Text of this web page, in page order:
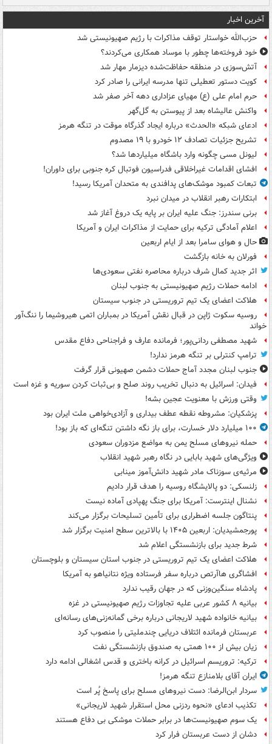
آخرین اخبار
حزب‌الله خواستار توقف مذاکرات با رژیم صهیونیستی شد
خود فروخته‌ها چطور با موساد همکاری می‌کردند؟
آتش‌سوزی در منطقه حفاظت‌شده دیزمار مهار شد
کویت دستور تعطیلی تنها مدرسه ایرانی را صادر کرد
حرم امام علی (ع) مهیای عزاداری دهه آخر صفر شد
واکنش عالیشاه بعد از پیوستن به گل‌گهر
ادعای شبکه «الحدث» درباره ایجاد گذرگاه موقت در تنگه هرمز
تشریح جزئیات تصادف ۱۲ خودرو با ۱۹ مصدوم
لیونل مسی چگونه وارد باشگاه میلیاردها شد؟
افشای اقدامات غیراخلاقی فدراسیون فوتبال کره جنوبی برای داوران!
تبعات کمبود موشک‌های پدافندی به متحدان آمریکا رسید!
ابتکارات رهبر انقلاب در میدان نبرد
برنی سندرز: جنگ علیه ایران بر پایه یک دروغ آغاز شد
اعلام آمادگی ترکیه برای حمایت از مذاکرات ایران و آمریکا
حال و هوای سامرا بعد از ایام اربعین
فورلان به خانه بازگشت
اثر جدید کمال شرف درباره محاصره نفتی سعودی‌ها
ادامه حملات رژیم صهیونیستی به جنوب لبنان
هلاکت اعضای یک تیم تروریستی در جنوب سیستان
روسیه سکوت ژاپن در قبال نقش آمریکا در بمباران اتمی هیروشیما را ننگ‌آور
خواند
شهید مصطفی ردانی‌پور؛ فرمانده عارف و فراجناحی دفاع مقدس
ترامپ کنترلی بر تنگه هرمز ندارد!
جنوب لبنان مجدد آماج حملات دشمن صهیونی قرار گرفت
فیدان: اسرائیل به دنبال تخریب روند صلح و بی‌ثبات کردن سوریه و غزه است
وقتی ورزش با معنویت عجین بشه!
پزشکیان: مشروطه نقطه عطف بیداری و آزادی‌خواهی ملت ایران بود
۱۰۰ میلیارد دلار خسارت، برای باز نگه داشتن تنگه‌ای که باز بود!
حمله نیروهای مسلح یمن به مواضع مزدوران سعودی
ویژگی‌های شهید بابایی در نگاه رهبر شهید انقلاب
مرثیه‌ی سوزناک مادر شهید دانش‌آموز مینابی
زلنسکی: دو پالایشگاه روسیه را هدف قرار دادیم
نشنال اینترست: آمریکا برای جنگ پهپادی آماده نیست
پنتاگون جلسه اضطراری برای تأمین تسلیحات برگزار می‌کند
پورجمشیدیان: اربعین ۱۴۰۵ با بالاترین سطح امنیت برگزار شد
شرط جدید برای بازنشستگی اعلام شد
هلاکت اعضای یک تیم تروریستی در جنوب استان سیستان و بلوچستان
افشاگری هاآرتص درباره سفر فرستاده ویژه نتانیاهو به آمریکا
پادشاه سنگین‌وزنی که در جهان رقیب ندارد
بیانیه ۸ کشور عربی علیه تجاوزات رژیم صهیونیستی در غزه
بیانیه خانواده شهید لاریجانی درباره برخی گمانه‌زنی‌های رسانه‌ای
عربستان فرمانده ائتلاف دریایی چندملیتی را منصوب کرد
زیان بیش از ۱۰۰ همتی به صندوق‌ بازنشستگی نفت
ترکیه: تروریسم اسرائیل در کرانه باختری و قدس اشغالی ادامه دارد
ایران آقای بلامنازع تنگه هرمز!
سردار ابن‌الرضا: دست نیروهای مسلح برای پاسخ پُر است
تکذیب ادعای «نحوه ردزنی محل استقرار شهید لاریجانی»
یک‌ سوم صهیونیست‌ها در برابر حملات موشکی بی دفاع هستند
دشان از دست عربستان فرار کرد